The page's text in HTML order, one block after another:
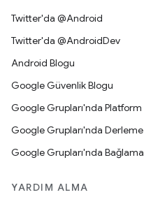
Twitter'da @Android
Twitter'da @AndroidDev
Android Blogu
Google Güvenlik Blogu
Google Grupları'nda Platform
Google Grupları'nda Derleme
Google Grupları'nda Bağlama
YARDIM ALMA